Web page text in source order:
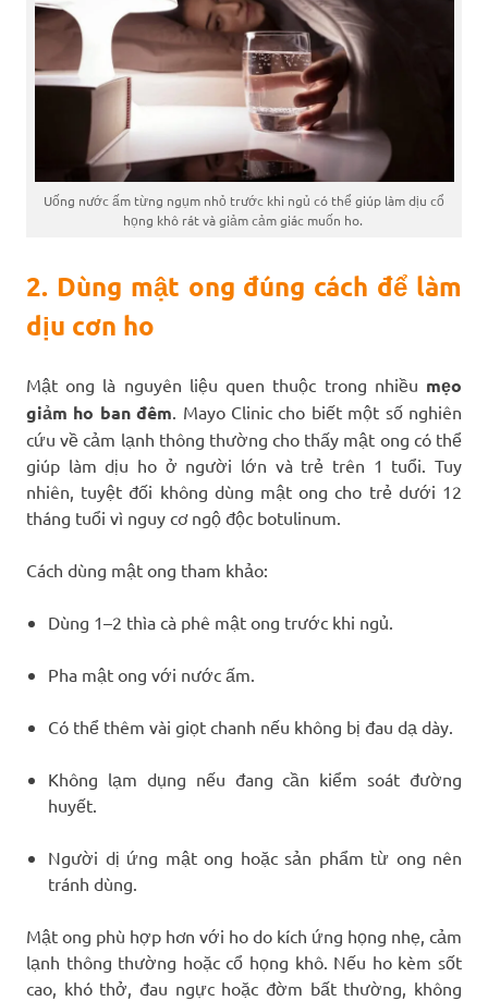
Uống nước ấm từng ngụm nhỏ trước khi ngủ có thể giúp làm dịu cổ
họng khô rát và giảm cảm giác muốn ho.
2. Dùng mật ong đúng cách để làm
dịu cơn ho
Mật ong là nguyên liệu quen thuộc trong nhiều mẹo
giảm ho ban đêm . Mayo Clinic cho biết một số nghiên
cứu về cảm lạnh thông thường cho thấy mật ong có thể
giúp làm dịu ho ở người lớn và trẻ trên 1 tuổi. Tuy
nhiên, tuyệt đối không dùng mật ong cho trẻ dưới 12
tháng tuổi vì nguy cơ ngộ độc botulinum.
Cách dùng mật ong tham khảo:
Dùng 1–2 thìa cà phê mật ong trước khi ngủ.
Pha mật ong với nước ấm.
Có thể thêm vài giọt chanh nếu không bị đau dạ dày.
Không lạm dụng nếu đang cần kiểm soát đường
huyết.
Người dị ứng mật ong hoặc sản phẩm từ ong nên
tránh dùng.
Mật ong phù hợp hơn với ho do kích ứng họng nhẹ, cảm
lạnh thông thường hoặc cổ họng khô. Nếu ho kèm sốt
cao, khó thở, đau ngực hoặc đờm bất thường, không